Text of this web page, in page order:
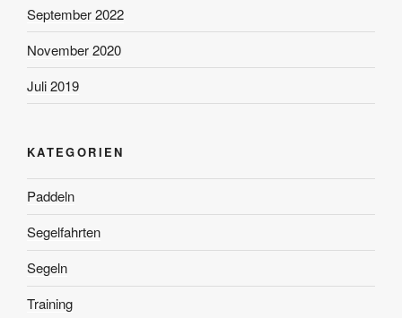
September 2022
November 2020
Juli 2019
KATEGORIEN
Paddeln
Segelfahrten
Segeln
Training